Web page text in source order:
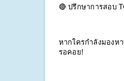
🔴 ปรึกษาการสอบ
หากใครกำลังมองห
รอคอย!